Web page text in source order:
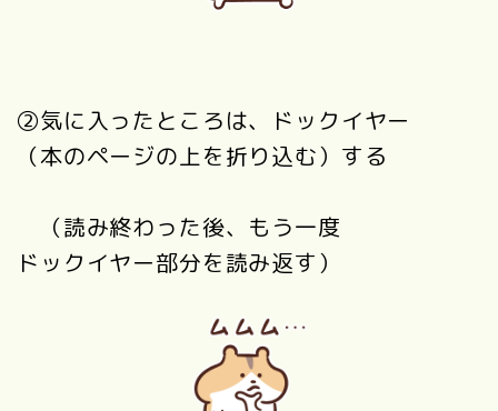
②気に入ったところは、ドックイヤー
（本のページの上を折り込む）する
（読み終わった後、もう一度
ドックイヤー部分を読み返す）